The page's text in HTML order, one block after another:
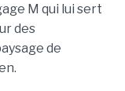
M qui lui sert
des
de